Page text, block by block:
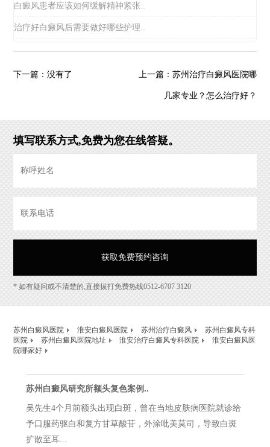
白癜风患者应该如何缓解精神紧张..
治疗好白癜风后需要做好哪些护理..
下一篇：没有了 上一篇： 苏州治疗白癜风医院哪
几家专业？怎么治疗好？
填写联系方式,免费为您在线答疑。
* 如有疑问或不清楚的,直接拔打免费热线0512-6707 3120
苏州白癜风医院 淮安白癜风医院 苏州治疗白癜风
苏州白癜风专科
医院
苏州白癜风医院地址 淮安治疗白癜风专科医院
淮安白癜风医
院哪家好
苏州白癜风研究所额头复色案例..
吴先生4个月前额头出现白斑，曾在当地皮肤病医院就诊给
予口服药驱白和复方甘草酸苷，外涂吡美莫司，导致白斑
扩散至耳...